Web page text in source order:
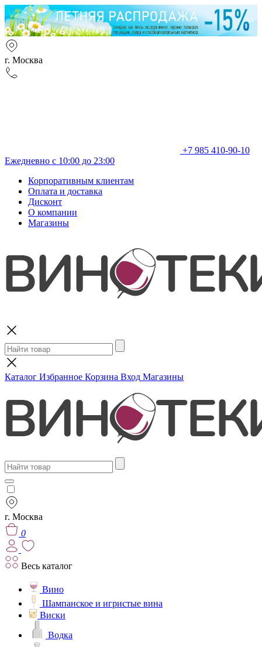
г. Москва
+7 985 410-90-10
Ежедневно с 10:00 до 23:00
Корпоративным клиентам
Оплата и доставка
Дисконт
О компании
Магазины
Каталог Избранное Корзина Вход Магазины
г. Москва
0
Весь каталог
Вино
Шампанское и игристые вина
Виски
Водка